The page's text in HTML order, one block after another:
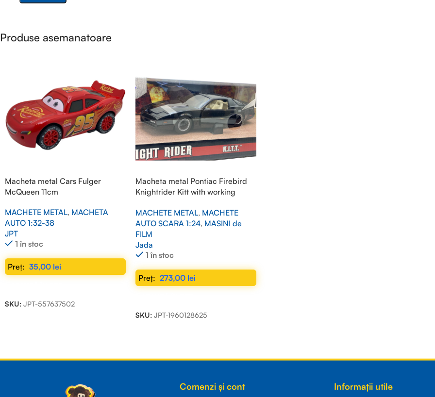
Produse asemanatoare
Macheta metal Cars Fulger
McQueen 11cm
MACHETE METAL, MACHETA
AUTO 1:32-38
JPT
1 în stoc
35,00 lei
SKU: JPT-557637502
Macheta metal Pontiac Firebird
Knightrider Kitt with working
1/24
MACHETE METAL, MACHETE
AUTO SCARA 1:24, MASINI de
FILM
Jada
1 în stoc
273,00 lei
SKU: JPT-1960128625
Comenzi și cont Informații utile